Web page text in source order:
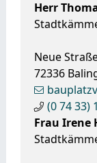
Herr
Neue
72336
(07433)
Frau Irene